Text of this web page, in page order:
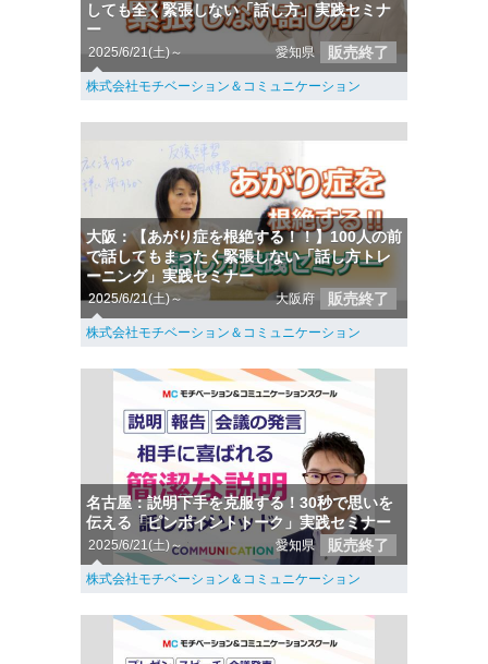
しても全く緊張しない「話し方」実践セミナ
ー
2025/6/21(土)～ 愛知県 販売終了
株式会社モチベーション＆コミュニケーション
大阪：【あがり症を根絶する！！】100人の前
で話してもまったく緊張しない「話し方トレ
ーニング」実践セミナー
2025/6/21(土)～ 大阪府 販売終了
株式会社モチベーション＆コミュニケーション
名古屋：説明下手を克服する！30秒で思いを
伝える「ピンポイントトーク」実践セミナー
2025/6/21(土)～ 愛知県 販売終了
株式会社モチベーション＆コミュニケーション